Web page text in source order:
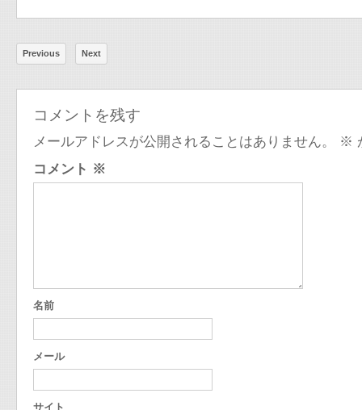
Previous Next
コメントを残す
メールアドレスが公開されることはありません。 ※
コメント ※
名前
メール
サイト